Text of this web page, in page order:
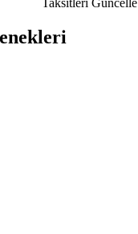
Taksitleri Güncelle